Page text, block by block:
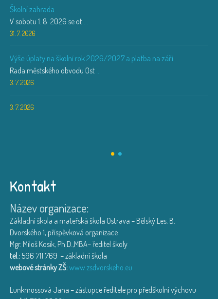
Školní zahrada
V sobotu 1. 8. 2026 se ot ...
31. 7. 2026
Výše úplaty na školní rok 2026/2027 a platba na září
Rada městského obvodu Ost ...
3. 7. 2026
3. 7. 2026
Kontakt
Název organizace:
Základní škola a mateřská škola Ostrava – Bělský Les, B.
Dvorského 1, příspěvková organizace
Mgr. Miloš Kosík, Ph.D.,MBA– ředitel školy
tel.: 596 711 769 – základní škola
webové stránky ZŠ:www.zsdvorskeho.eu
Lunkmossová Jana – zástupce ředitele pro předškolní výchovu